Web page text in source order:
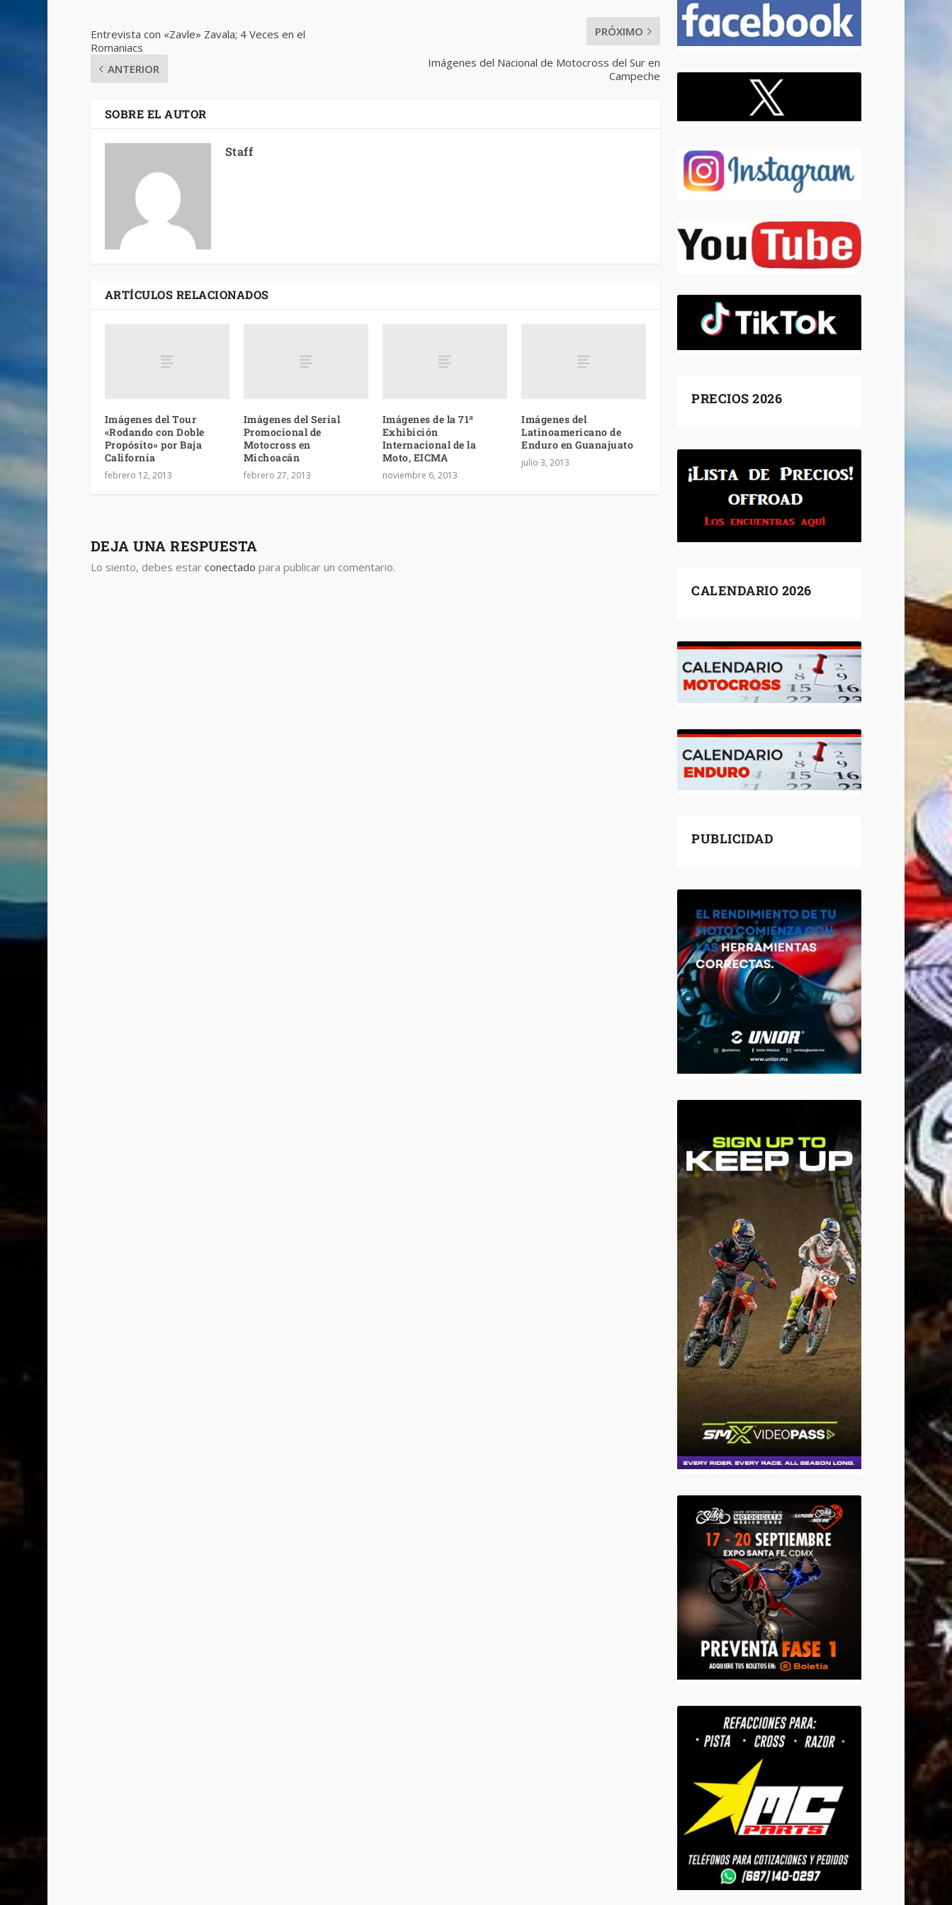
Entrevista con «Zavle» Zavala; 4 Veces en el
Romaniacs
ANTERIOR
PRÓXIMO
Imágenes del Nacional de Motocross del Sur en
Campeche
SOBRE EL AUTOR
Staff
ARTÍCULOS RELACIONADOS
Imágenes del Tour
«Rodando con Doble
Propósito» por Baja
California
febrero 12, 2013
Imágenes del Serial
Promocional de
Motocross en
Michoacán
febrero 27, 2013
Imágenes de la 71ª
Exhibición
Internacional de la
Moto, EICMA
noviembre 6, 2013
Imágenes del
Latinoamericano de
Enduro en Guanajuato
julio 3, 2013
DEJA UNA RESPUESTA
Lo siento, debes estar conectado para publicar un comentario.
PRECIOS 2026
CALENDARIO 2026
PUBLICIDAD